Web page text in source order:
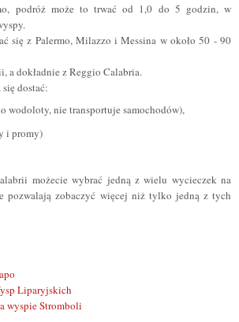
podróż może to trwać od 1,0 do 5 godzin, w
się z Palermo, Milazzo i Messina w około 50 - 90
a dokładnie z Reggio Calabria.
dostać:
wodoloty, nie transportuje samochodów),
i promy)
możecie wybrać jedną z wielu wycieczek na
pozwalają zobaczyć więcej niż tylko jedną z tych
Liparyjskich
wyspie Stromboli